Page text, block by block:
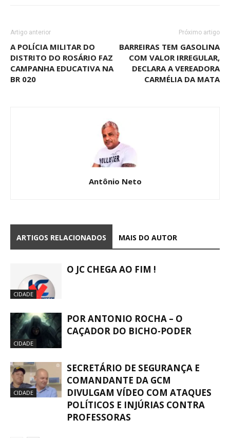
Artigo anterior
A POLÍCIA MILITAR DO
DISTRITO DO ROSÁRIO FAZ
CAMPANHA EDUCATIVA NA
BR 020
Próximo artigo
BARREIRAS TEM GASOLINA
COM VALOR IRREGULAR,
DECLARA A VEREADORA
CARMÉLIA DA MATA
Antônio Neto
ARTIGOS RELACIONADOS MAIS DO AUTOR
CIDADE
O JC CHEGA AO FIM !
CIDADE
POR ANTONIO ROCHA – O
CAÇADOR DO BICHO-PODER
CIDADE
SECRETÁRIO DE SEGURANÇA E
COMANDANTE DA GCM
DIVULGAM VÍDEO COM ATAQUES
POLÍTICOS E INJÚRIAS CONTRA
PROFESSORAS